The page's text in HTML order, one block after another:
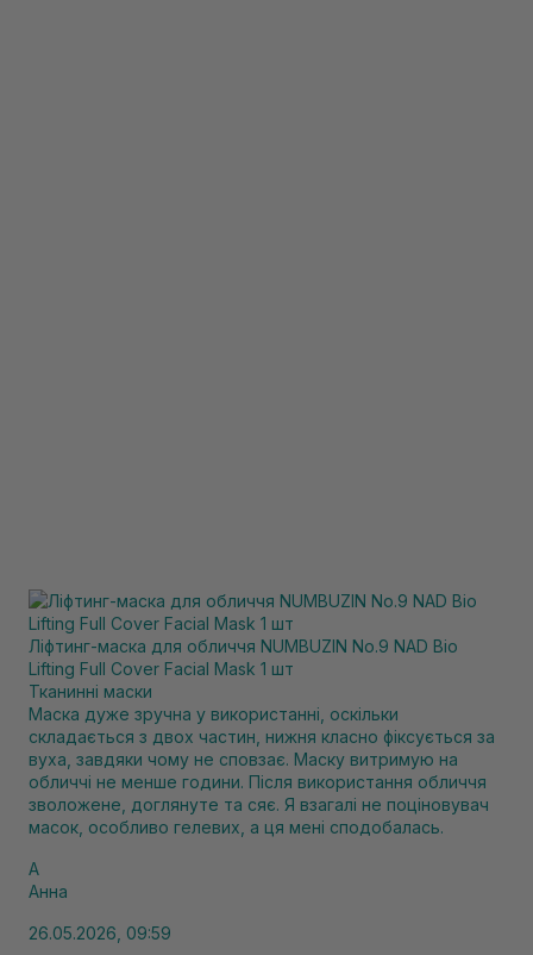
Ліфтинг-маска для обличчя NUMBUZIN No.9 NAD Bio
Lifting Full Cover Facial Mask 1 шт
Тканинні маски
Маска дуже зручна у використанні, оскільки
складається з двох частин, нижня класно фіксується за
вуха, завдяки чому не сповзає. Маску витримую на
обличчі не менше години. Після використання обличчя
зволожене, доглянуте та сяє. Я взагалі не поціновувач
масок, особливо гелевих, а ця мені сподобалась.
А
Анна
26.05.2026, 09:59